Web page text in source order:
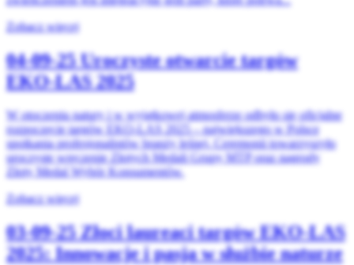
Zobacz więcej
04-09-25Uroczyste otwarcie targów
EKO-LAS 2025
W otoczeniu natury i w wyjątkowej atmosferze odbyło się oficjalne
rozpoczęcie targów EKO-LAS 2025 – największego w Polsce
spotkania profesjonalistów branży leśnej. Ceremonii towarzyszyło
uroczyste wręczenie Złotych Medali Grupy MTP oraz nagrody
Złoty Medal Wybór Konsumentów.
Zobacz więcej
03-09-25Złoci laureaci targów EKO-LAS
2025: Innowacje i pasja w służbie naturze